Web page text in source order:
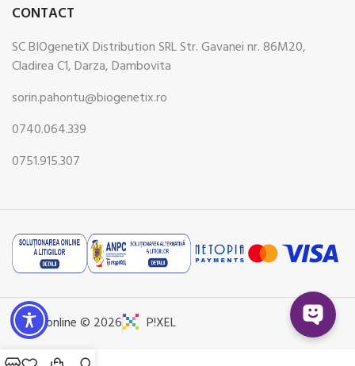
CONTACT
SC BIOgenetiX Distribution SRL Str. Gavanei nr. 86M20,
Cladirea C1, Darza, Dambovita
sorin.pahontu@biogenetix.ro
0740.064.339
0751.915.307
Pharmonline © 2026 P!XEL